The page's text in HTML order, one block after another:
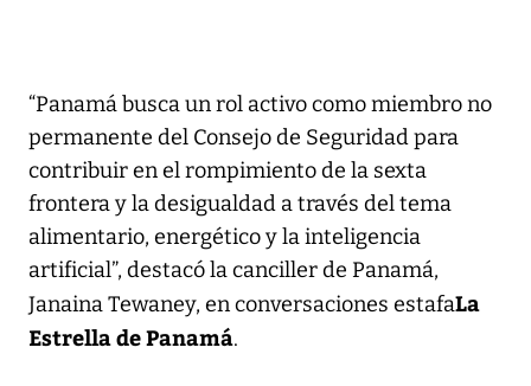
“Panamá busca un rol activo como miembro no
permanente del Consejo de Seguridad para
contribuir en el rompimiento de la sexta
frontera y la desigualdad a través del tema
alimentario, energético y la inteligencia
artificial”, destacó la canciller de Panamá,
Janaina Tewaney, en conversaciones estafaLa
Estrella de Panamá.